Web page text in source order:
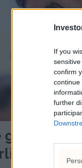
If you
confirm
continue
further
hardt